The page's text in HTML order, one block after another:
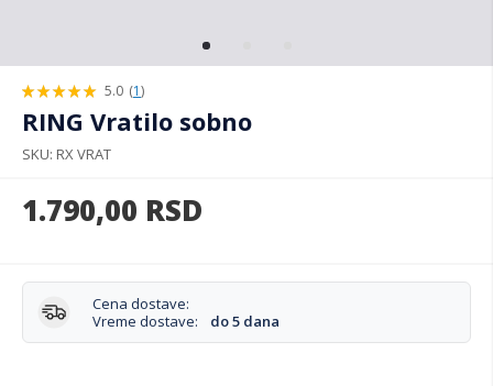
5.0 (1)
RING Vratilo sobno
SKU RX VRAT
1.790,00 RSD
Cena dostave:
Vreme dostave:
do 5 dana